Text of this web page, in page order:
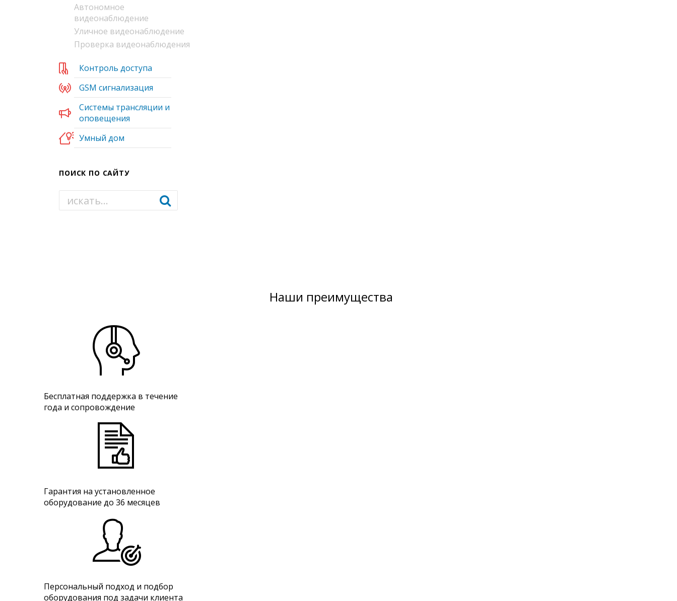
Автономное
видеонаблюдение
Уличное видеонаблюдение
Проверка видеонаблюдения
Контроль доступа
GSM сигнализация
Системы трансляции и
оповещения
Умный дом
ПОИСК ПО САЙТУ
Наши преимущества
Бесплатная поддержка в течение
года и сопровождение
Гарантия на установленное
оборудование до 36 месяцев
Персональный подход и подбор
оборудования под задачи клиента